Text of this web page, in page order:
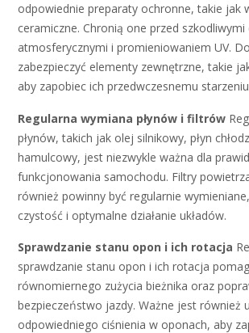
odpowiednie preparaty ochronne, takie jak
ceramiczne. Chronią one przed szkodliwymi
atmosferycznymi i promieniowaniem UV.
zabezpieczyć elementy zewnętrzne, takie
aby zapobiec ich przedwczesnemu
Regularna wymiana płynów i filtrów
płynów, takich jak olej silnikowy, płyn
hamulcowy, jest niezwykle ważna dla
funkcjonowania samochodu. Filtry
również powinny być regularnie
czystość i optymalne działanie układów.
Sprawdzanie stanu opon i ich rotacja
sprawdzanie stanu opon i ich rotacja
równomiernego zużycia bieżnika oraz
bezpieczeństwo jazdy. Ważne jest również
odpowiedniego ciśnienia w oponach, aby